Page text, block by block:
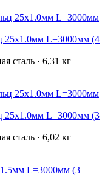
25х1.0мм L=3000мм (4
сталь · 6,31 кг
25х1.0мм L=3000мм (3
сталь · 6,02 кг